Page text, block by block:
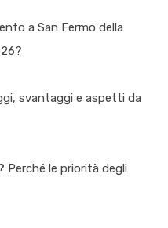
a San Fermo della
svantaggi e aspetti da
Perché le priorità degli